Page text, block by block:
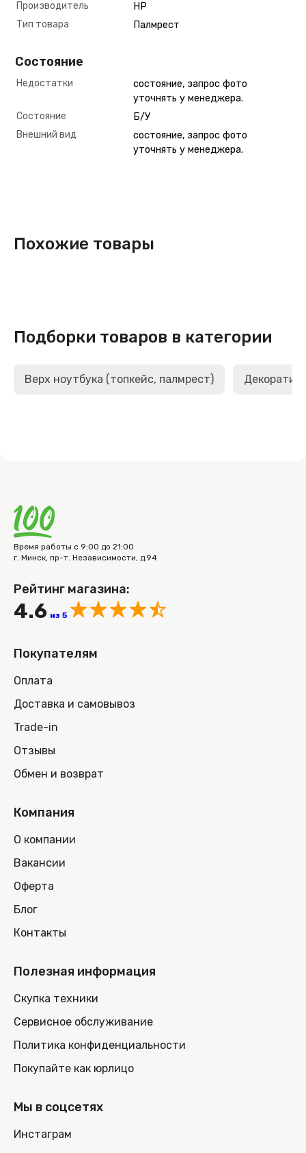
Производитель
HP
Тип товара
Палмрест
Состояние
Недостатки
состояние, запрос фото
уточнять у менеджера.
Состояние
Б/У
Внешний вид
состояние, запрос фото
уточнять у менеджера.
Похожие товары
Подборки товаров в категории
Верх ноутбука (топкейс, палмрест)
Время работы с 9:00 до 21:00
г. Минск, пр-т. Независимости, д.94
Рейтинг магазина:
4.6 из 5
Покупателям
Оплата
Доставка и самовывоз
Trade-in
Отзывы
Обмен и возврат
Компания
О компании
Вакансии
Оферта
Блог
Контакты
Полезная информация
Скупка техники
Сервисное обслуживание
Политика конфиденциальности
Покупайте как юрлицо
Мы в соцсетях
Инстаграм